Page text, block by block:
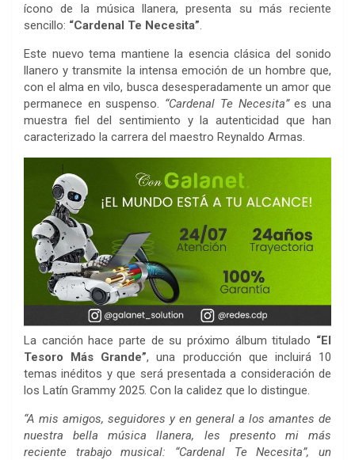
ícono de la música llanera, presenta su más reciente
sencillo: “Cardenal Te Necesita”
Este nuevo tema mantiene la esencia clásica del sonido
llanero y transmite la intensa emoción de un hombre que,
con el alma en vilo, busca desesperadamente un amor que
permanece en suspenso. “Cardenal Te Necesita”es una
muestra fiel del sentimiento y la autenticidad que han
caracterizado la carrera del maestro Reynaldo Armas.
La canción hace parte de su próximo álbum titulado “El
Tesoro Más Grande”, una producción que incluirá 10
temas inéditos y que será presentada a consideración de
los Latín Grammy 2025. Con la calidez que lo distingue.
“A mis amigos, seguidores y en general a los amantes de
nuestra bella música llanera, les presento mi más
reciente trabajo musical: “Cardenal Te Necesita”, un